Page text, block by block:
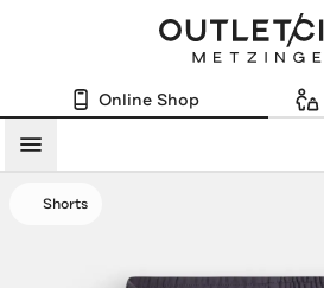
Online Shop
Menü
Shorts